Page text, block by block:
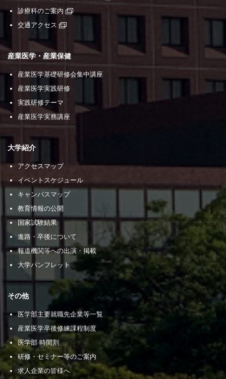
診療科のご案内
交通アクセス
産業医学・産業保健
産業医学基礎研修会集中講座
産業医学実践研修
実践研修テーマ
産業医学実務講座
大学紹介
アクセスマップ
イベントスケジュール
キャンパスマップ
教育情報の公開
国家試験結果
進路・卒後について
報道機関等への出演・掲載
大学パンフレット
その他
医学部主要就職先企業等一覧
産業医学卒後修練課程制度
医学部 時間割
研修・セミナー等のご案内
求人企業の皆様へ